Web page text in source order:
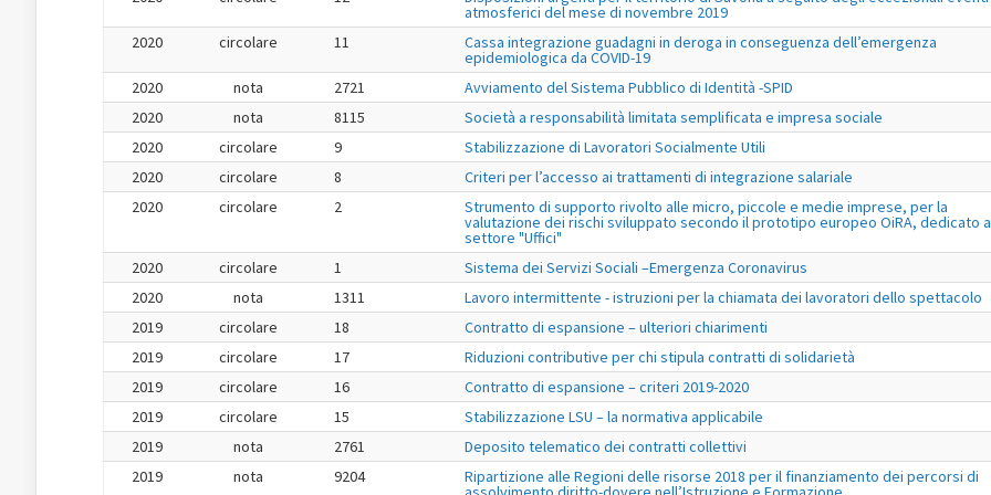
atmosferici del mese di novembre 2019
2020
circolare 11 Cassa integrazione guadagni in deroga in conseguenza dell’emergenza
epidemiologica da COVID-19
2020
nota 2721
Avviamento del Sistema Pubblico di Identità -SPID
2020
nota 8115
Società a responsabilità limitata semplificata e impresa sociale
2020
circolare 9
Stabilizzazione di Lavoratori Socialmente Utili
2020
circolare 8
Criteri per l’accesso ai trattamenti di integrazione salariale
2020
circolare 2 Strumento di supporto rivolto alle micro, piccole e medie imprese, per la
valutazione dei rischi sviluppato secondo il prototipo europeo OiRA, dedicato
settore "Uffici"
2020
circolare 1
Sistema dei Servizi Sociali –Emergenza Coronavirus
2020
nota 1311
Lavoro intermittente - istruzioni per la chiamata dei lavoratori dello spettacolo
2019
circolare 18
Contratto di espansione – ulteriori chiarimenti
2019
circolare 17
Riduzioni contributive per chi stipula contratti di solidarietà
2019
circolare 16
Contratto di espansione – criteri 2019-2020
2019
circolare 15
Stabilizzazione LSU – la normativa applicabile
2019
nota 2761
Deposito telematico dei contratti collettivi
2019
nota 9204 Ripartizione alle Regioni delle risorse 2018 per il finanziamento dei percorsi di